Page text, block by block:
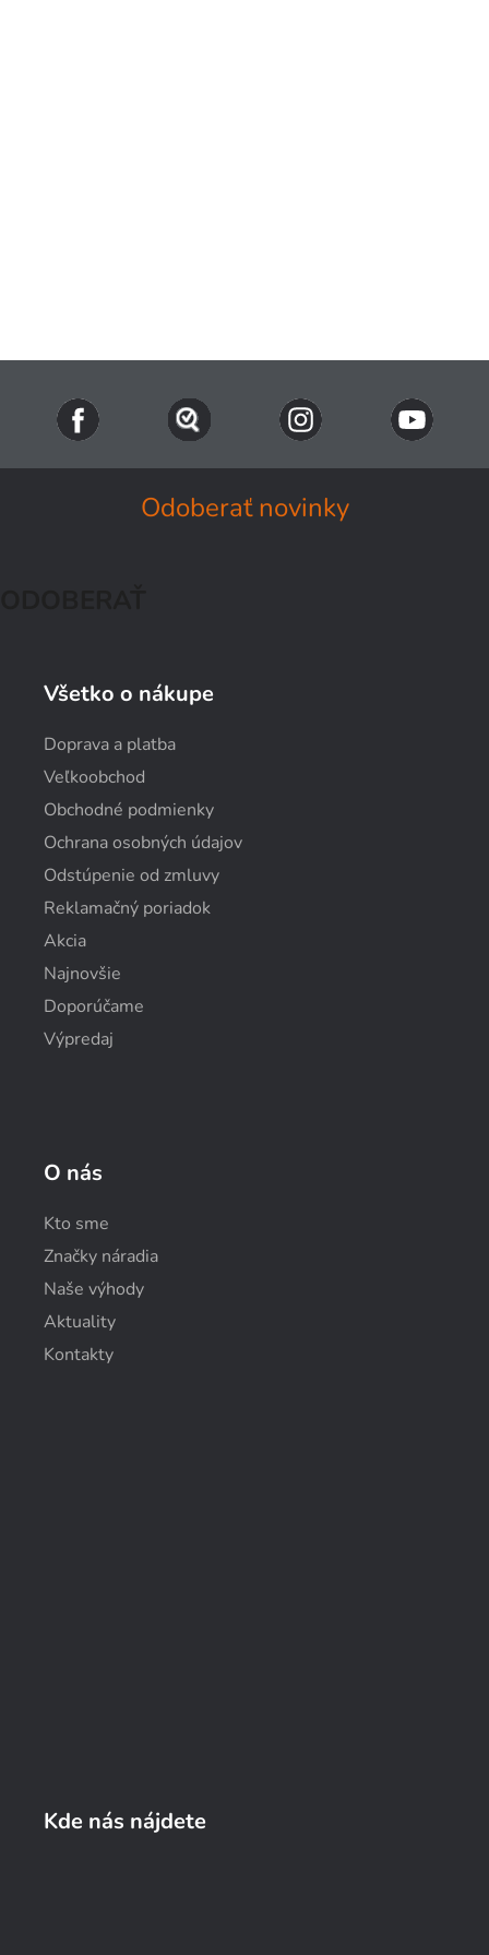
Odoberať novinky
Všetko o nákupe
Doprava a platba
Veľkoobchod
Obchodné podmienky
Ochrana osobných údajov
Odstúpenie od zmluvy
Reklamačný poriadok
Akcia
Najnovšie
Doporúčame
Výpredaj
O nás
Kto sme
Značky náradia
Naše výhody
Aktuality
Kontakty
Kde nás nájdete